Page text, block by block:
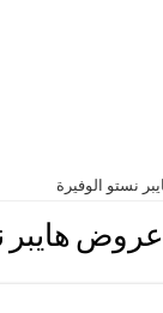
نستو الوفيرة
عروض هايبر